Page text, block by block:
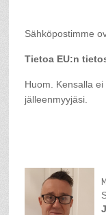
Sähköpostimme
Tietoa EU:n
Huom. Kensalla
jälleenmyyjäsi.